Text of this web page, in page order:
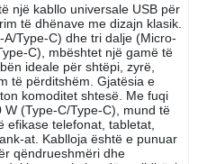
një kabllo universale USB për
të dhënave me dizajn klasik.
Type-C) dhe tri dalje (Micro-
C), mbështet një gamë të
ideale për shtëpi, zyrë,
të përditshëm. Gjatësia e
komoditet shtesë. Me fuqi
W (Type-C/Type-C), mund të
efikase telefonat, tabletat,
at. Kablloja është e punuar
qëndrueshmëri dhe